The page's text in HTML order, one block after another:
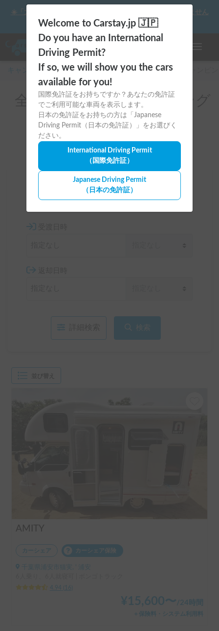
Welcome to Carstay.jp 🇯🇵
Do you have an International
Driving Permit?
If so, we will show you the cars
available for you!
国際免許証をお持ちですか？あなたの免許証
でご利用可能な車両を表示します。
日本の免許証をお持ちの方は「Japanese
Driving Permit（日本の免許証）」をお選びく
ださい。
International Driving Permit
（国際免許証）
Japanese Driving Permit
（日本の免許証）
☀️「大曲の花火」をキャンピングカーで最高の思い出にしません
か？
キャンピングカー・車中泊スポット予約はCarstay
全国のレンタルキャンピング
カー(BBQ設備一式あり)
全国
検索
AMITY
カーシェア カーシェア保険
千葉県浦安市猫実, ' 浦安
4.94
16
¥ 15,600〜 /24時間
＋保険料・システム利用料